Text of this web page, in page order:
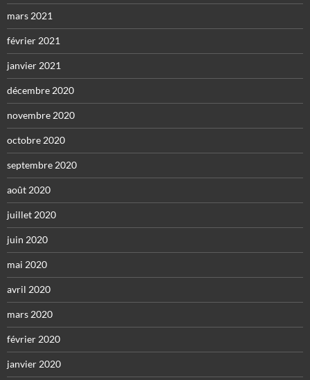
mars 2021
février 2021
janvier 2021
décembre 2020
novembre 2020
octobre 2020
septembre 2020
août 2020
juillet 2020
juin 2020
mai 2020
avril 2020
mars 2020
février 2020
janvier 2020